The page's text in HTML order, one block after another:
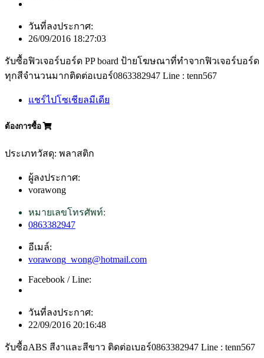
วันที่ลงประกาศ:
26/09/2016 18:27:03
รับซื้อฟิวเจอร์บอร์ด PP board ป้ายโฆษณาที่ทำจากฟิวเจอร์บอร์ด
ทุกสีจำนวนมากติดต่อเบอร์0863382947 Line : tenn567
แชร์ไปโซเชียลมีเดีย
ต้องการซื้อ
ประเภทวัสดุ: พลาสติก
ผู้ลงประกาศ:
vorawong
หมายเลขโทรศัพท์:
0863382947
อีเมล์:
vorawong_wong@hotmail.com
Facebook / Line:
วันที่ลงประกาศ:
22/09/2016 20:16:48
รับซื้อABS สีงาและสีขาว ติดต่อเบอร์0863382947 Line : tenn567